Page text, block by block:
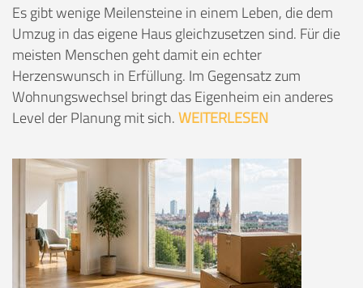
Es gibt wenige Meilensteine in einem Leben, die dem
Umzug in das eigene Haus gleichzusetzen sind. Für die
meisten Menschen geht damit ein echter
Herzenswunsch in Erfüllung. Im Gegensatz zum
Wohnungswechsel bringt das Eigenheim ein anderes
Level der Planung mit sich.WEITERLESEN